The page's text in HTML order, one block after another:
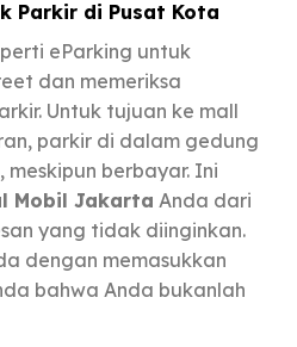
Parkir di Pusat Kota
eParking untuk
dan memeriksa
Untuk tujuan ke mall
parkir di dalam gedung
berbayar. Ini
Mobil Jakarta Anda dari
yang tidak diinginkan.
dengan memasukkan
bahwa Anda bukanlah